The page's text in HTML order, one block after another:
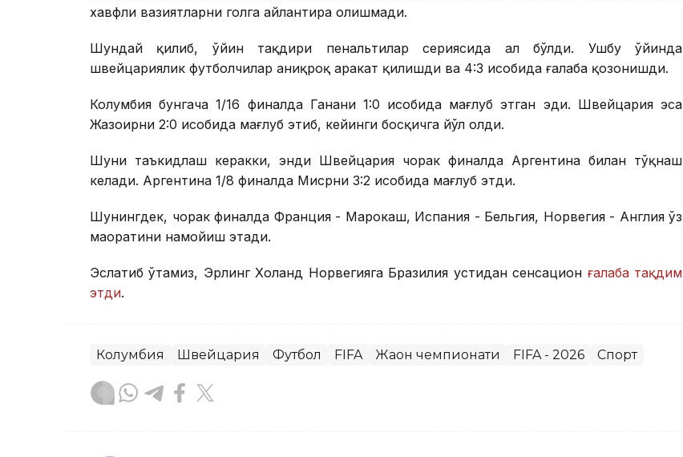
хавфли вазиятларни голга айлантира олишмади.
Шундай қилиб, ўйин тақдири пенальтилар сериясида ҳал бўлди. Ушбу ўйинда
швейцариялик футболчилар аниқроқ ҳаракат қилишди ва 4:3 ҳисобида ғалаба қозонишди.
Колумбия бунгача 1/16 финалда Ганани 1:0 ҳисобида мағлуб этган эди. Швейцария эса
Жазоирни 2:0 ҳисобида мағлуб этиб, кейинги босқичга йўл олди.
Шуни таъкидлаш керакки, энди Швейцария чорак финалда Аргентина билан тўқнаш
келади. Аргентина 1/8 финалда Мисрни 3:2 ҳисобида мағлуб этди.
Шунингдек, чорак финалда Франция - Марокаш, Испания - Бельгия, Норвегия - Англия ўз
маҳоратини намойиш этади.
Эслатиб ўтамиз, Эрлинг Холанд Норвегияга Бразилия устидан сенсацион ғалаба тақдим
этди.
Колумбия Швейцария Футбол FIFA Жаҳон чемпионати FIFA - 2026 Спорт